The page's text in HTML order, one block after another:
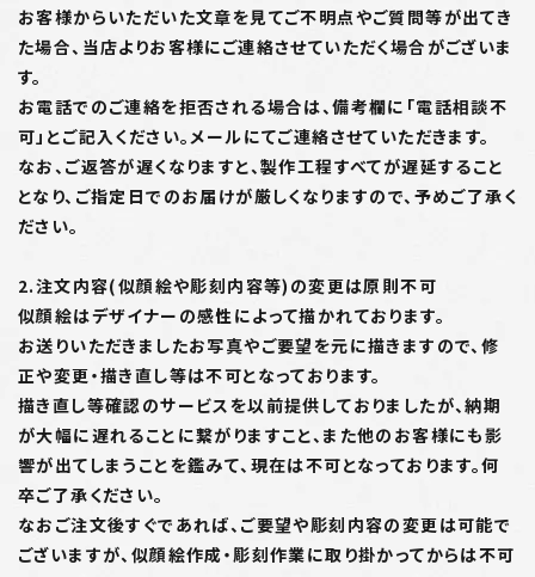
お客様からいただいた文章を見てご不明点やご質問等が出てき
た場合、当店よりお客様にご連絡させていただく場合がございま
す。
お電話でのご連絡を拒否される場合は、備考欄に「電話相談不
可」とご記入ください。メールにてご連絡させていただきます。
なお、ご返答が遅くなりますと、製作工程すべてが遅延すること
となり、ご指定日でのお届けが厳しくなりますので、予めご了承く
ださい。
2.注文内容(似顔絵や彫刻内容等)の変更は原則不可
似顔絵はデザイナーの感性によって描かれております。
お送りいただきましたお写真やご要望を元に描きますので、修
正や変更・描き直し等は不可となっております。
描き直し等確認のサービスを以前提供しておりましたが、納期
が大幅に遅れることに繋がりますこと、また他のお客様にも影
響が出てしまうことを鑑みて、現在は不可となっております。何
卒ご了承ください。
なおご注文後すぐであれば、ご要望や彫刻内容の変更は可能で
ございますが、似顔絵作成・彫刻作業に取り掛かってからは不可